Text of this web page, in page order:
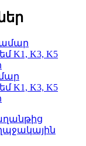
K3, K5